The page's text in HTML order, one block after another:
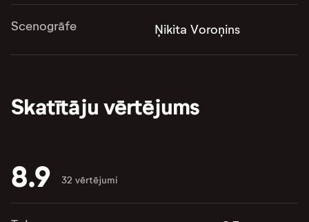
Scenogrāfe Ņikita Voroņins
Skatītāju vērtējums
8.9 32 vērtējumi